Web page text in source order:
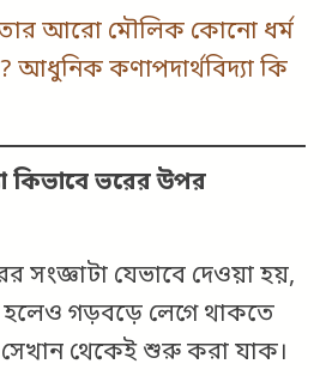
তার আরো মৌলিক কোনো ধর্ম
আধুনিক কণাপদার্থবিদ্যা কি
কিভাবে ভরের উপর
সংজ্ঞাটা যেভাবে দেওয়া হয়,
গড়বড়ে লেগে থাকতে
থেকেই শুরু করা যাক।